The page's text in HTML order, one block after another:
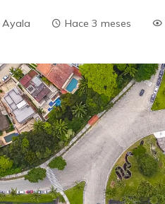
Ayala Hace 3 meses